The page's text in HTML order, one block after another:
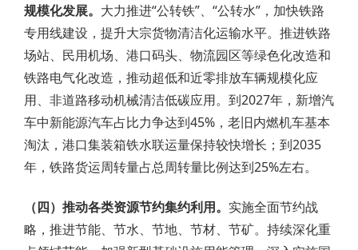
规模化发展。 大力推进“公转铁”、“公转水”，加快铁路
专用线建设，提升大宗货物清洁化运输水平。推进铁路
场站、民用机场、港口码头、物流园区等绿色化改造和
铁路电气化改造，推动超低和近零排放车辆规模化应
用、非道路移动机械清洁低碳应用。到2027年，新增汽
车中新能源汽车占比力争达到45%，老旧内燃机车基本
淘汰，港口集装箱铁水联运量保持较快增长；到2035
年，铁路货运周转量占总周转量比例达到25%左右。
（四）推动各类资源节约集约利用。 实施全面节约战
略，推进节能、节水、节地、节材、节矿。持续深化重